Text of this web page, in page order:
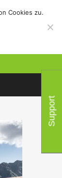
Support
Cookies zu.